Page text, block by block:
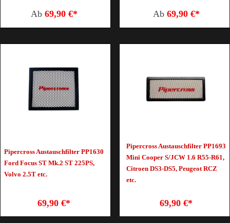
Ab 69,90 €* Ab 69,90 €*
Pipercross Austauschfilter PP1630
Ford Focus ST Mk.2 ST 225PS,
Volvo 2.5T etc.
69,90 €*
Pipercross Austauschfilter PP1693
Mini Cooper S/JCW 1.6 R55-R61,
Citroen DS3-DS5, Peugeot RCZ
etc.
69,90 €*